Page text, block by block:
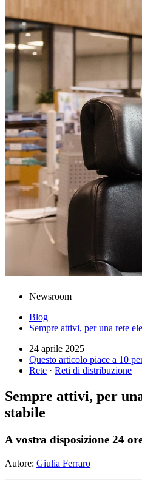
Newsroom
Blog
Sempre attivi, per una rete
24 aprile 2025
Questo articolo piace a 10
Rete · Reti di distribuzione
Sempre attivi, per
stabile
A vostra disposizione 24
Autore: Giulia Ferraro